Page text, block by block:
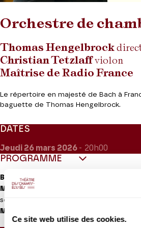
Ce site web utilise des cookies.
Orchestre de
Thomas Hengelbrock
Christian Tetzlaffviolon
Maîtrise de Radio France
Le répertoire en majesté de Bach à
baguette de Thomas Hengelbrock.
DATES
Jeudi 26 mars 2026 - 20h00
PROGRAMME
Bach
Chorals BWV 195, 265, 105, 185,
Martin Polyptyque, six images de la
solo et deux petits orchestres à cordes
Mendelssohn